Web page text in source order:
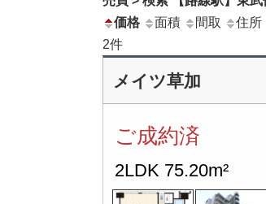
価格
面積 間取 住所
2件
メイツ草加
ご成約済
2LDK 75.20m²